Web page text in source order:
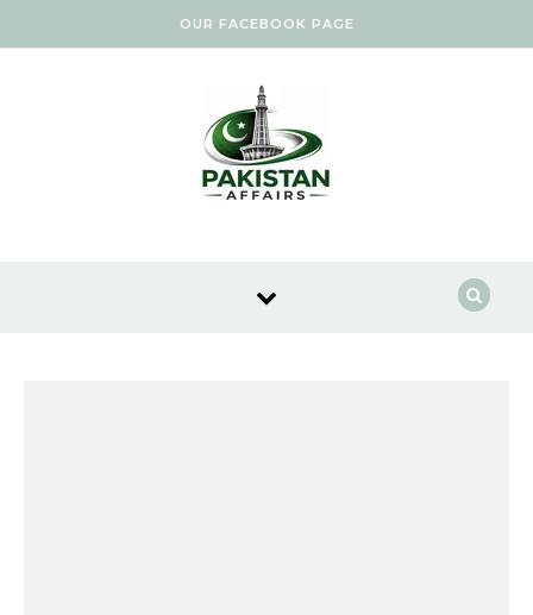
OUR FACEBOOK PAGE